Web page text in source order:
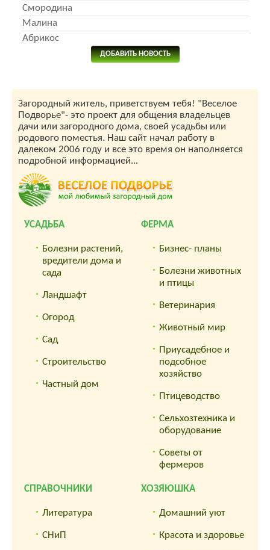
Смородина
Малина
Абрикос
ДОБАВИТЬ НОВОСТЬ
Загородный житель, приветствуем тебя! "Веселое
Подворье"- это проект для общения владельцев
дачи или загородного дома, своей усадьбы или
родового поместья. Наш сайт начал работу в
далеком 2006 году и все это время он наполняется
подробной информацией...
УСАДЬБА
Болезни растений,
вредители дома и
сада
Ландшафт
Огород
Сад
Строительство
Частный дом
ФЕРМА
Бизнес- планы
Болезни животных
и птицы
Ветеринария
Животный мир
Приусадебное и
подсобное
хозяйство
Птицеводство
Сельхозтехника и
оборудование
Советы от
фермеров
СПРАВОЧНИКИ
Литература
СНиП
ХОЗЯЮШКА
Домашний уют
Красота и здоровье